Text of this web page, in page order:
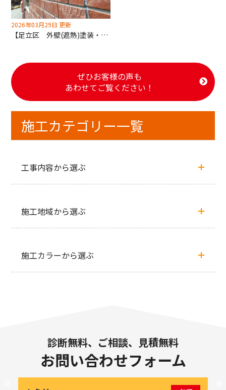
2026年03月29日 更新
【足立区 外壁(遮熱)塗装・屋根(遮熱)塗装工事】正面クリア！3面は明るくリフレッシュ！
ぜひお客様の声も
あわせてご覧ください！
施工カテゴリー一覧
工事内容から選ぶ
施工地域から選ぶ
施工カラーから選ぶ
診断無料、ご相談、見積無料
お問い合わせフォーム